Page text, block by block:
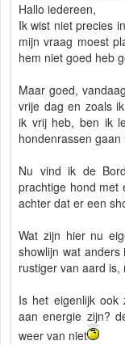
Hallo iedereen,
Ik wist niet precies
mijn vraag moest
hem niet goed heb
Maar goed,
vrije dag en zoals
ik vrij heb, ben ik
hondenrassen gaan
Nu vind ik de
prachtige hond met
achter dat er een
Wat zijn hier nu
showlijn wat
rustiger van aard
Is het eigenlijk ook
aan energie zijn?
weer van niet